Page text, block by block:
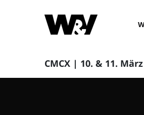
CMCX | 10. & 11.